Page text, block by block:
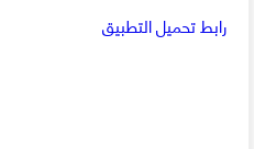
رابط تحميل التطبيق